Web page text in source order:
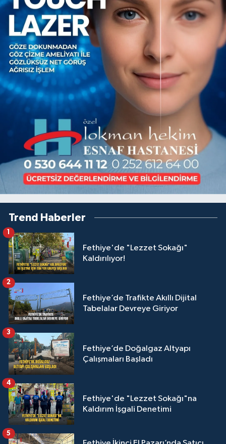
Trend Haberler
Fethiye'de "Lezzet Sokağı"
Kaldırılıyor!
Fethiye’de Trafikte Akıllı Dijital
Tabelalar Devreye Giriyor
2
Fethiye’de Doğalgaz Altyapı
Çalışmaları Başladı
3
Fethiye'de "Lezzet Sokağı"na
Kaldırım İşgali Denetimi
4
5